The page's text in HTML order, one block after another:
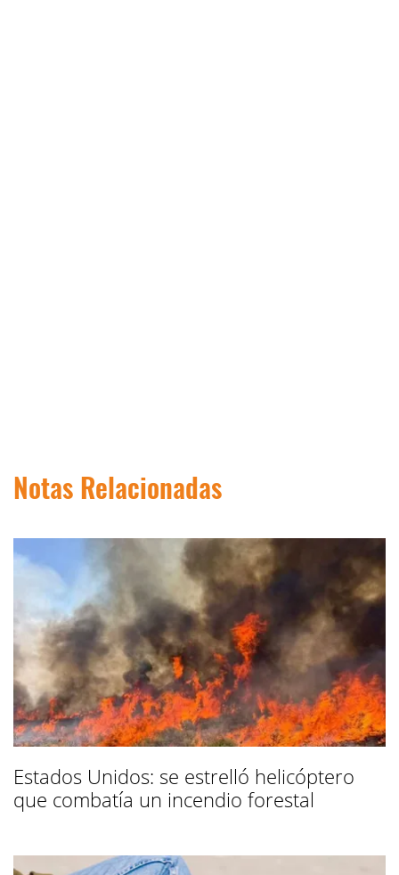
Notas Relacionadas
Estados Unidos: se estrelló helicóptero
que combatía un incendio forestal